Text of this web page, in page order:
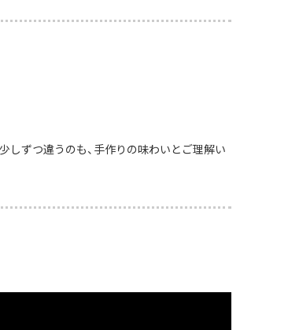
しずつ違うのも、手作りの味わいとご理解い